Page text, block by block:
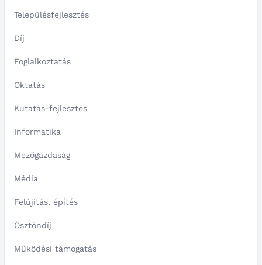
Településfejlesztés
Díj
Foglalkoztatás
Oktatás
Kutatás-fejlesztés
Informatika
Mezőgazdaság
Média
Felújítás, építés
Ösztöndíj
Működési támogatás